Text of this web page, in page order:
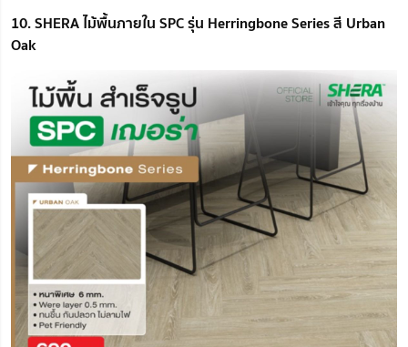
10. SHERA ไม้พื้นภายใน SPC รุ่น Herringbone Series สี Urban
Oak